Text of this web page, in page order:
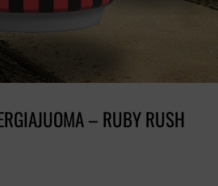
– RUBY RUSH